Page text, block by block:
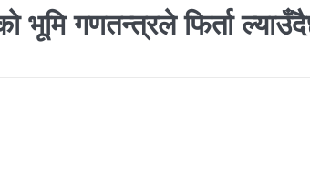
अधिकारका निम्ति सदनबाट कानून बनाउन ढिला भयो’
विद्युत ब्यापार सम्झौता नेपालका लागि कोशेढुंगाः प्रचण्ड
भूमि गणतन्त्रले फिर्ता